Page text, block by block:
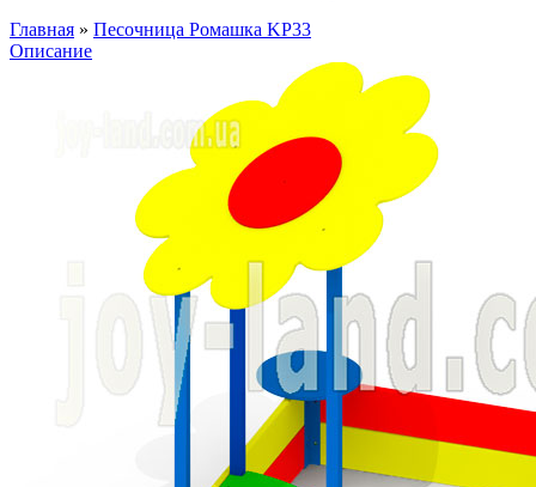
Главная » Песочница Ромашка KP33
Описание